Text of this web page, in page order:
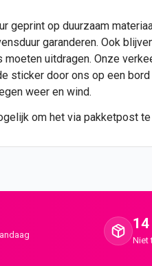
op duurzaam
garanderen. Ook
uitdragen. Onze
sticker door ons op een
weer en wind.
om het via pakketpost
Niet